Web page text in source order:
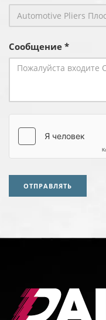
Сообщение *
ОТПРАВЛЯТЬ